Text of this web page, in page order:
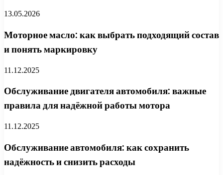
13.05.2026
Моторное масло: как выбрать подходящий состав
и понять маркировку
11.12.2025
Обслуживание двигателя автомобиля: важные
правила для надёжной работы мотора
11.12.2025
Обслуживание автомобиля: как сохранить
надёжность и снизить расходы